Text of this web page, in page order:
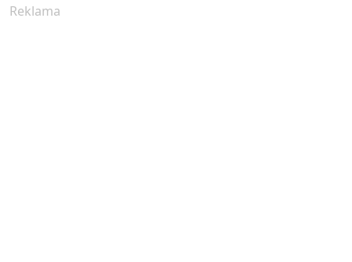
Reklama